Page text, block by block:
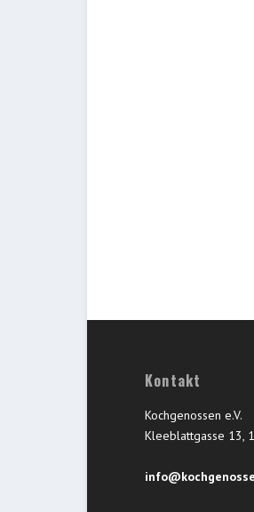
Kontakt
Kochgenossen e.V.
Kleeblattgasse 13,